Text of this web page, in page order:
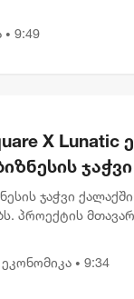
• 9:49
X
ჯაჭვი
პროექტის
ეკონომიკა • 9:34